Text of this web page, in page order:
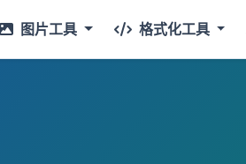
图片工具 格式化工具